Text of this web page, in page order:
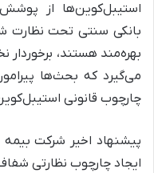
استیبل‌کوین‌ها از
بانکی سنتی تحت نظارت
بهره‌مند هستند،
چارچوب قانونی
پیشنهاد اخیر شرکت بیمه
ایجاد چارچوب نظارتی